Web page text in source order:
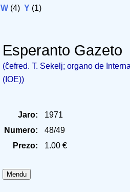
W (4) Y (1)
Esperanto Gazeto
(ĉefred. T. Sekelj; organo de
(IOE))
Jaro:
1971
Numero:
48/49
Prezo:
1.00 €